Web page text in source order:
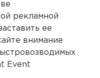
рекламной
ее
внимание
Event